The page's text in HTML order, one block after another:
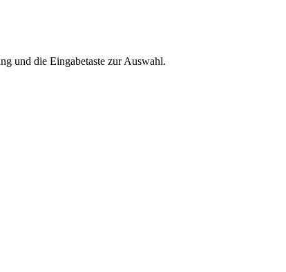
und die Eingabetaste zur Auswahl.